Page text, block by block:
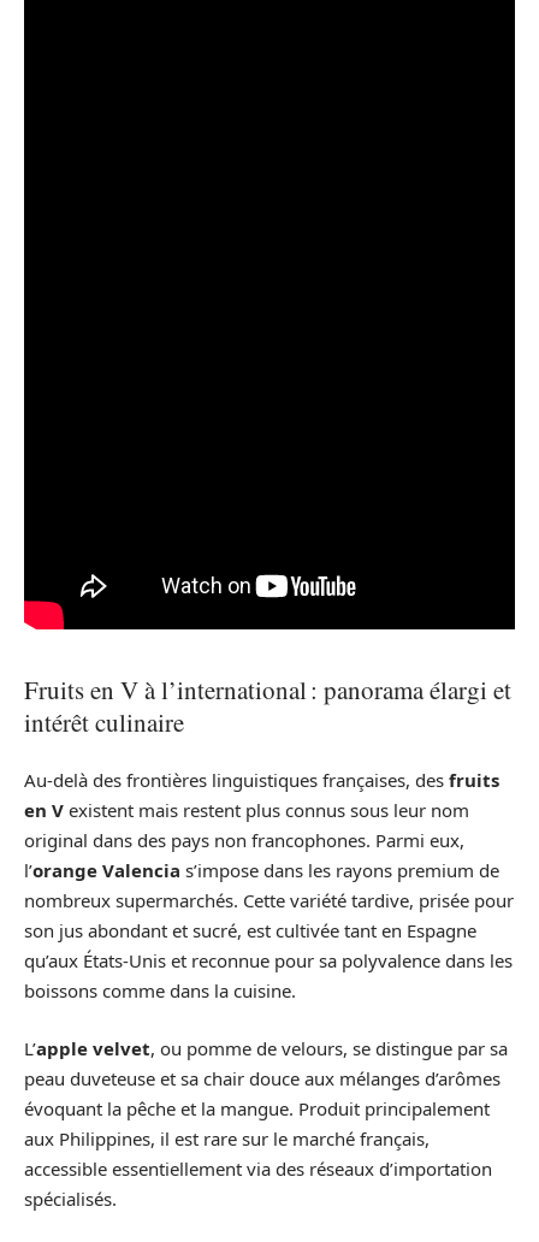
Fruits en V à l’international : panorama élargi et
intérêt culinaire
Au-delà des frontières linguistiques françaises, des fruits
en V existent mais restent plus connus sous leur nom
original dans des pays non francophones. Parmi eux,
l’orange Valencia s’impose dans les rayons premium de
nombreux supermarchés. Cette variété tardive, prisée pour
son jus abondant et sucré, est cultivée tant en Espagne
qu’aux États-Unis et reconnue pour sa polyvalence dans les
boissons comme dans la cuisine.
L’apple velvet, ou pomme de velours, se distingue par sa
peau duveteuse et sa chair douce aux mélanges d’arômes
évoquant la pêche et la mangue. Produit principalement
aux Philippines, il est rare sur le marché français,
accessible essentiellement via des réseaux d’importation
spécialisés.